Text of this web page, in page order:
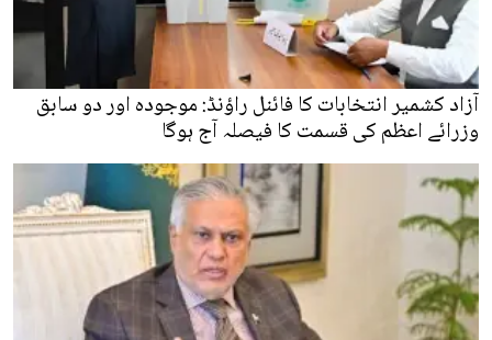
آزاد کشمیر انتخابات کا فائنل راؤنڈ: موجودہ اور دو سابق
وزرائے اعظم کی قسمت کا فیصلہ آج ہوگا